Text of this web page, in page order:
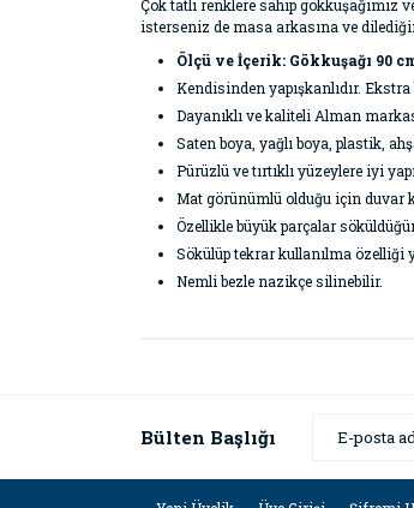
Çok tatlı renklere sahip gökkuşağımız
isterseniz de masa arkasına ve
Ölçü ve İçerik: Gökkuşağı 90
Kendisinden yapışkanlıdır.
Dayanıklı ve kaliteli Alman
Saten boya, yağlı boya, plastik,
Pürüzlü ve tırtıklı yüzeylere iyi
Mat görünümlü olduğu için duvar
Özellikle büyük parçalar
Sökülüp tekrar kullanılma özelliği
Nemli bezle nazikçe silinebilir.
Ürün resmi kalitesiz, bozuk veya
Ürün bilgilerinde hatalar
Bülten Başlığı